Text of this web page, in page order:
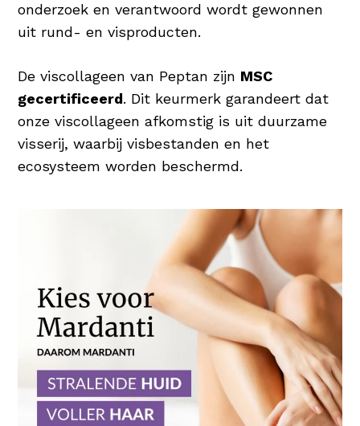
onderzoek en verantwoord wordt gewonnen
uit rund- en visproducten.
De viscollageen van Peptan zijn MSC
gecertificeerd. Dit keurmerk garandeert dat
onze viscollageen afkomstig is uit duurzame
visserij, waarbij visbestanden en het
ecosysteem worden beschermd.